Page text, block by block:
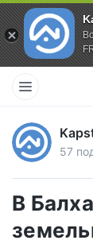
57
В